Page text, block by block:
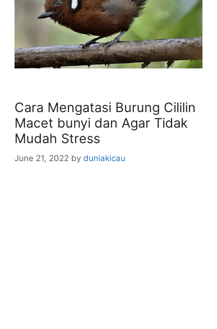
Cara Mengatasi Burung Cililin
Macet bunyi dan Agar Tidak
Mudah Stress
June 21, 2022 by duniakicau